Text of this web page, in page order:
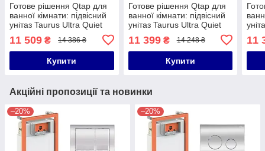
Готове рішення Qtap для
ванної кімнати: підвісний
унітаз Taurus Ultra Quiet
515×360×350 + комплект
інсталяції Nest 4 в 1
(кругла
11 509 ₴ 14 386 ₴
Купити
Готове рішення Qtap для
ванної кімнати: підвісний
унітаз Taurus Ultra Quiet
485×360×350 + комплект
інсталяції Nest 4 в 1
(лінійна
11 399₴ 14 248 ₴
Купити
11
Акційні пропозиції та новинки
–20% –20%